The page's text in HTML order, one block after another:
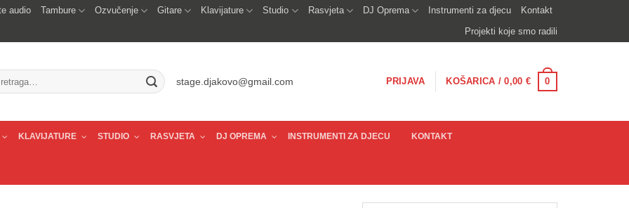
audio Tambure Ozvučenje Gitare Klavijature Studio Rasvjeta DJ Oprema Instrumenti za djecu
Kontakt
Projekti koje smo radili
stage.djakovo@gmail.com PRIJAVA KOŠARICA /0,00 € 0
KLAVIJATURE STUDIO RASVJETA DJ OPREMA INSTRUMENTI ZA DJECU KONTAKT